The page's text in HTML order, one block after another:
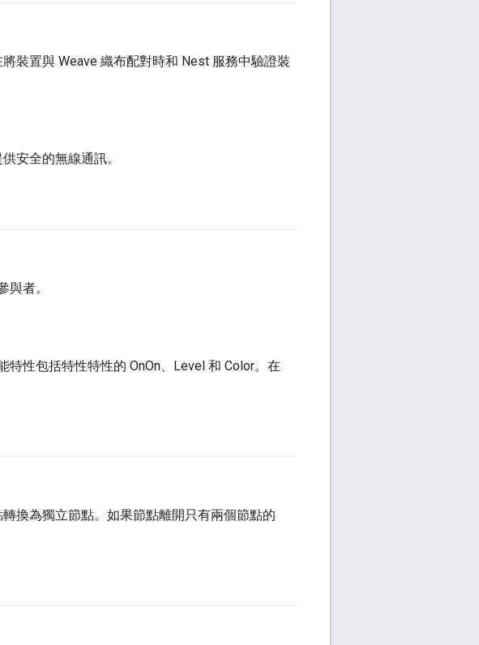
裝置與 Weave 織布配對時和 Nest 服務中驗證裝
安全的無線通訊。
者。
性包括特性特性的 OnOn、Level 和 Color。在
換為獨立節點。如果節點離開只有兩個節點的